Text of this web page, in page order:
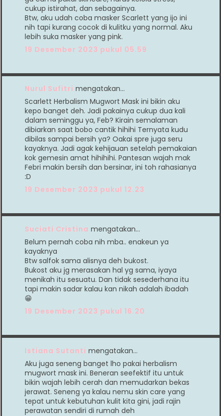
cukup istirahat, dan sebagainya.
Btw, aku udah coba masker Scarlett yang ijo ini
nih tapi kurang cocok di kulitku yang normal. Aku
lebih suka masker yang pink.
19 Desember 2023 pukul 05.59
Nurul Sufitri mengatakan…
Scarlett Herbalism Mugwort Mask ini bikin aku
kepo banget deh. Jadi pakainya cukup dua kali
dalam seminggu ya, Feb? Kirain semalaman
dibiarkan saat bobo cantik hihihi Ternyata kudu
dibilas sampai bersih ya? Oakai spre juga seru
kayaknya. Jadi agak kehijauan setelah pemakaian
kok gemesin amat hihihihi. Pantesan wajah mak
Febri makin bersih dan bersinar, ini toh rahasianya
:D
19 Desember 2023 pukul 12.23
Suciati Cristina mengatakan…
Belum pernah coba nih mba.. enakeun ya
kayaknya
Btw salfok sama alisnya deh bukost.
Bukost aku jg merasakan hal yg sama, iyaya
menikah itu sesuatu. Dan tidak sesederhana itu
tapi makin sadar kalau kan nikah adalah ibadah
😁
19 Desember 2023 pukul 16.20
Istiana Sutanti mengatakan…
Aku juga seneng banget lho pakai herbalism
mugwort mask ini. Beneran seefektif itu untuk
bikin wajah lebih cerah dan memudarkan bekas
jerawat. Seneng ya kalau nemu skin care yang
tepat untuk kebutuhan kulit kita gini, jadi rajin
perawatan sendiri di rumah deh